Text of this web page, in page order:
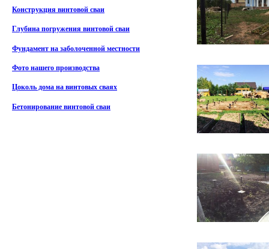
Конструкция винтовой сваи
Глубина погружения винтовой сваи
Фундамент на заболоченной местности
Фото нашего производства
Цоколь дома на винтовых сваях
Бетонирование винтовой сваи